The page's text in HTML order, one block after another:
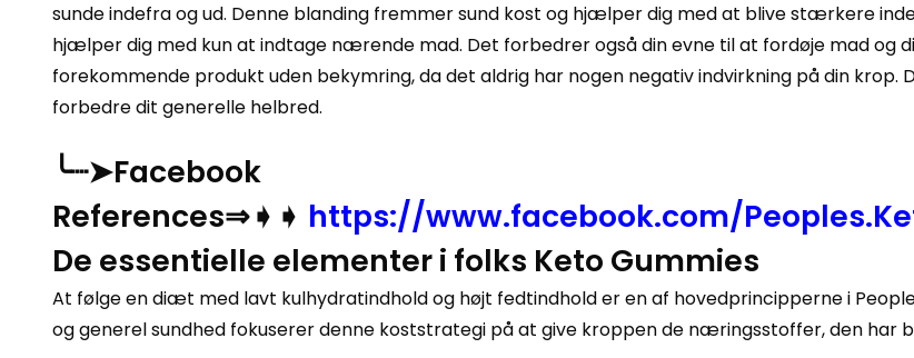
sunde indefra og ud. Denne blanding fremmer sund kost og hjælper dig med at blive stærkere
hjælper dig med kun at indtage nærende mad. Det forbedrer også din evne til at fordøje mad og
forekommende produkt uden bekymring, da det aldrig har nogen negativ indvirkning på din
forbedre dit generelle helbred.
╰┈➤Facebook
References⇒➧➧ https://www.facebook.com/
De essentielle elementer i folks Keto Gummies
At følge en diæt med lavt kulhydratindhold og højt fedtindhold er en af ​​hovedprincipperne i
og generel sundhed fokuserer denne koststrategi på at give kroppen de næringsstoffer, den har